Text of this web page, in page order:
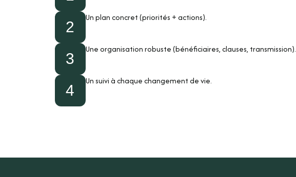
2
Un plan concret (priorités + actions).
3
Une organisation robuste (bénéficiaires, clauses, transmission).
4
Un suivi à chaque changement de vie.